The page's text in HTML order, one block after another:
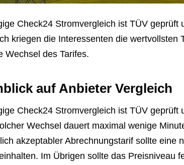
Check24 Stromvergleich ist TÜV geprüft
kriegen die Interessenten die wertvollsten
Wechsel des Tarifes.
auf Anbieter Vergleich
Check24 Stromvergleich ist TÜV geprüft
Wechsel dauert maximal wenige
akzeptabler Abrechnungstarif sollte eine
Im Übrigen sollte das Preisniveau